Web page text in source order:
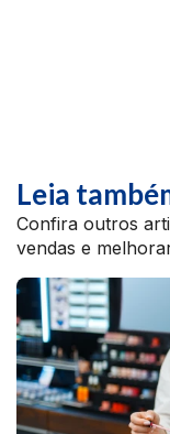
Leia
Confira outros
vendas e